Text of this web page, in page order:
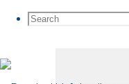
Search
Search